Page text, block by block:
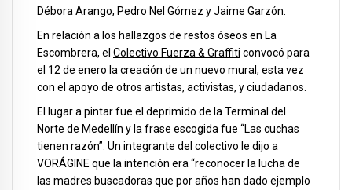
Débora Arango, Pedro Nel Gómez y Jaime Garzón.
En relación a los hallazgos de restos óseos en La
Escombrera, el Colectivo Fuerza & Graffiti convocó para
el 12 de enero la creación de un nuevo mural, esta vez
con el apoyo de otros artistas, activistas, y ciudadanos.
El lugar a pintar fue el deprimido de la Terminal del
Norte de Medellín y la frase escogida fue “Las cuchas
tienen razón”. Un integrante del colectivo le dijo a
VORÁGINE que la intención era “reconocer la lucha de
las madres buscadoras que por años han dado ejemplo